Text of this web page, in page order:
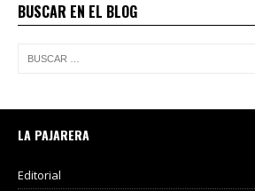
BUSCAR EN EL BLOG
LA PAJARERA
Editorial